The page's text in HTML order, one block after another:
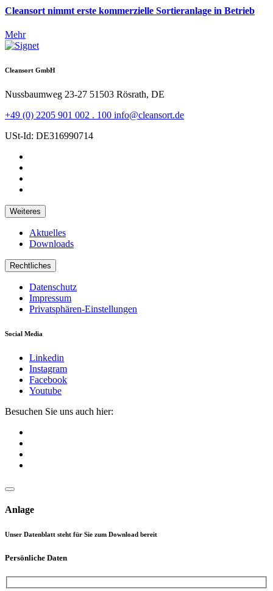
Cleansort nimmt erste kommerzielle Sortieranlage in Betrieb
Mehr
Cleansort GmbH
Nussbaumweg 23-27 51503 Rösrath, DE
+49 (0) 2205 901 002 . 100 info@cleansort.de
USt-Id: DE316990714
Weiteres
Aktuelles
Downloads
Rechtliches
Datenschutz
Impressum
Privatsphären-Einstellungen
Social Media
Linkedin
Instagram
Facebook
Youtube
Besuchen Sie uns auch hier:
Anlage
Unser Datenblatt steht für Sie zum Download bereit
Persönliche Daten